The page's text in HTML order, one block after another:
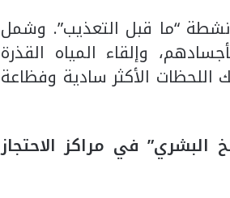
“ما قبل التعذيب”. وشمل
وإلقاء المياه القذرة
الأكثر سادية وفظاعة
البشري” في مراكز الاحتجاز